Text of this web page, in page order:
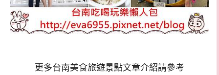
更多台南美食旅遊景點文章介紹請參考